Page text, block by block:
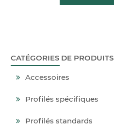
CATÉGORIES DE PRODUITS
Accessoires
Profilés spécifiques
Profilés standards